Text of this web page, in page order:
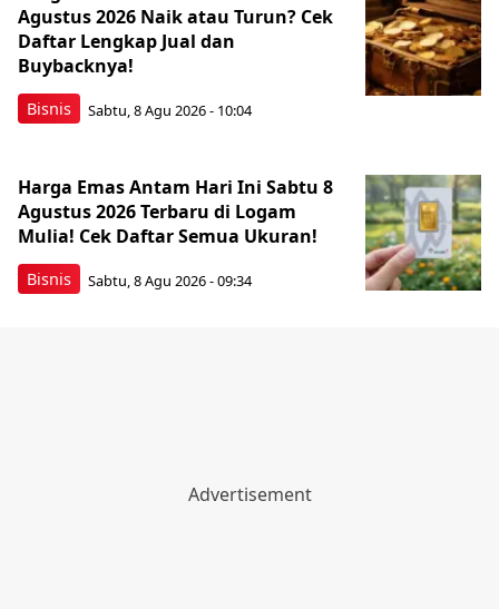
Bisnis
Agustus 2026 Naik atau Turun? Cek
Daftar Lengkap Jual dan
Buybacknya!
Sabtu, 8 Agu 2026 - 10:04
Bisnis
Harga Emas Antam Hari Ini Sabtu 8
Agustus 2026 Terbaru di Logam
Mulia! Cek Daftar Semua Ukuran!
Sabtu, 8 Agu 2026 - 09:34